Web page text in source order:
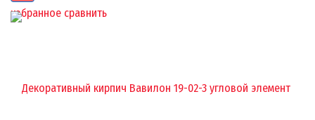
избранное сравнить